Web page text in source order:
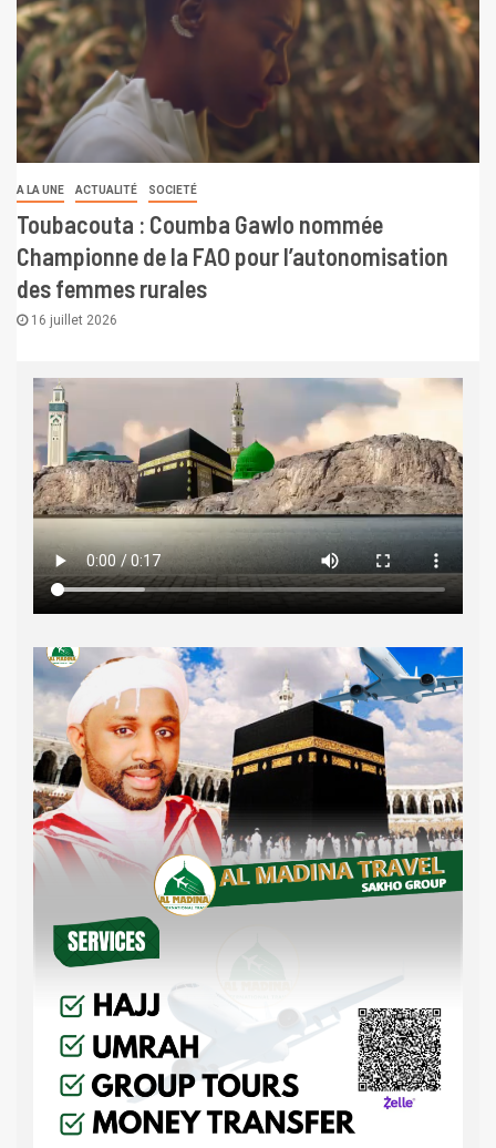
A LA UNE ACTUALITÉ SOCIETÉ
Toubacouta : Coumba Gawlo nommée
Championne de la FAO pour l’autonomisation
des femmes rurales
16 juillet 2026